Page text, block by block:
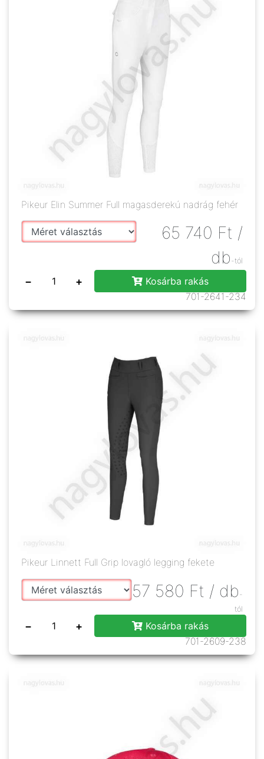
Pikeur Elin Summer Full magasderekú nadrág fehér
65 740 Ft /
db -tól
− +
Kosárba rakás
701-2641-234
Pikeur Linnett Full Grip lovagló legging fekete
57 580 Ft / db -
tól
− +
Kosárba rakás
701-2609-238